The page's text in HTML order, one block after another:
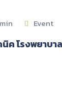
Event
นิค โรงพยาบ